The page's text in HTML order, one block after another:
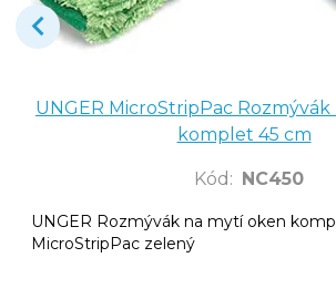
UNGER MicroStripPac
komplet 45 cm
Kód : NC450
UNGER Rozmývák na mytí oken
MicroStripPac zelený